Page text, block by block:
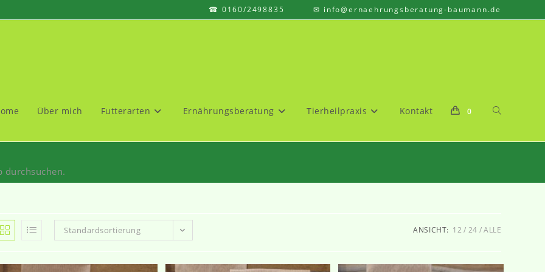
☎ 0160/2498835 ✉ info@ernaehrungsberatung-baumann.de
Über mich Futterarten Ernährungsberatung Tierheilpraxis Kontakt 0 Website-
umschalten
durchsuchen.
Standardsortierung ANSICHT: 12 24 ALLE